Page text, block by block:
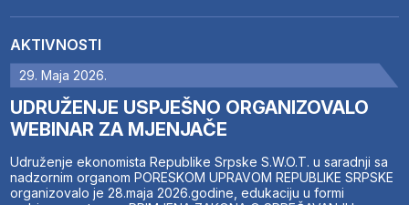
AKTIVNOSTI
29. Maja 2026.
UDRUŽENJE USPJEŠNO ORGANIZOVALO
WEBINAR ZA MJENJAČE
Udruženje ekonomista Republike Srpske S.W.O.T. u saradnji sa
nadzornim organom PORESKOM UPRAVOM REPUBLIKE SRPSKE
organizovalo je 28.maja 2026.godine, edukaciju u formi